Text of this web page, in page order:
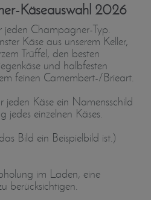
Käseauswahl 2026
jeden Champagner-Typ.
Käse aus unserem Keller,
Trüffel, den besten
und halbfesten
feinen Camembert-/Brieart.
jeden Käse ein Namensschild
jedes einzelnen Käses.
Bild ein Beispielbild ist.)
im Laden, eine
berücksichtigen.